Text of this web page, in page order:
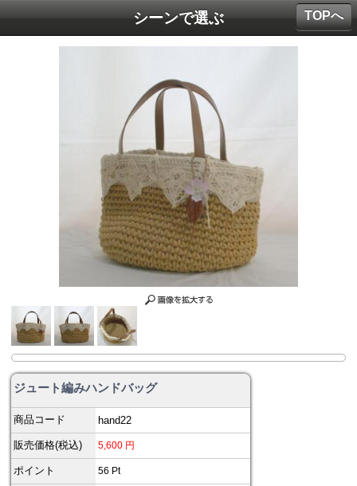
シーンで選ぶ
ジュート編みハンドバッグ
商品コード hand22
販売価格(税込) 5,600 円
ポイント 56 Pt
TOPへ